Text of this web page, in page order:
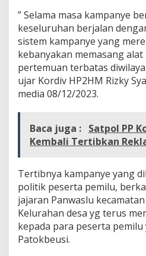
l
” Selama masa kampanye
keseluruhan berjalan
sistem kampanye yang
kebanyakan memasang
pertemuan terbatas
ujar Kordiv HP2HM Rizky
media 08/12/2023.
Baca juga : Satpol PP
Kembali Tertibkan
Tertibnya kampanye yang
politik peserta pemilu,
jajaran Panwaslu
Kelurahan desa yg terus
kepada para peserta pemilu
Patokbeusi.